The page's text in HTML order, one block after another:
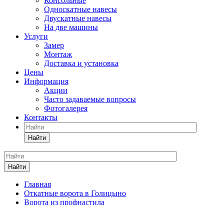
Односкатные навесы
Двускатные навесы
На две машины
Услуги
Замер
Монтаж
Доставка и установка
Цены
Информация
Акции
Часто задаваемые вопросы
Фотогалерея
Контакты
Найти
Найти
Главная
Откатные ворота в Голицыно
Ворота из профнастила